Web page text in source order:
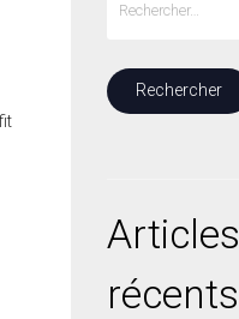
Articles
récents